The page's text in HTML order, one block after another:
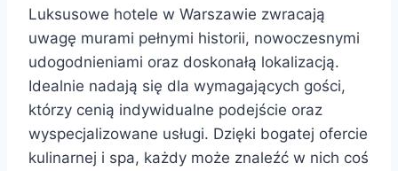
Luksusowe hotele w Warszawie zwracają
uwagę murami pełnymi historii, nowoczesnymi
udogodnieniami oraz doskonałą lokalizacją.
Idealnie nadają się dla wymagających gości,
którzy cenią indywidualne podejście oraz
wyspecjalizowane usługi. Dzięki bogatej ofercie
kulinarnej i spa, każdy może znaleźć w nich coś